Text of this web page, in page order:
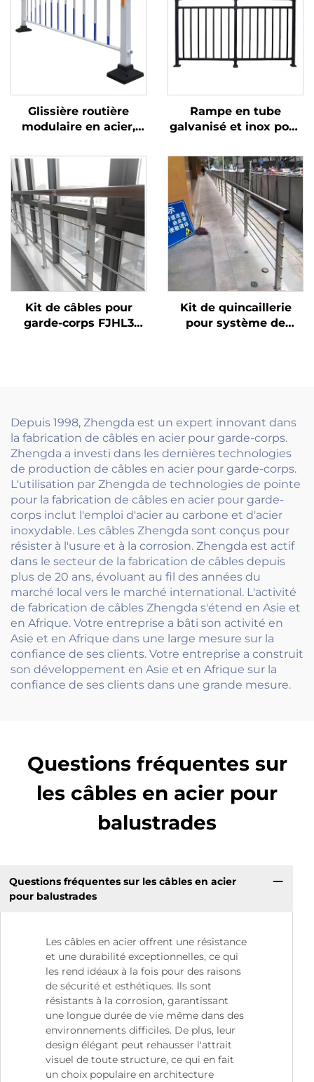
Glissière routière
modulaire en acier,
écrans anti-
éblouissement avec
système de connexion
rapide, facile à
installer et à déplacer
Rampe en tube
galvanisé et inox pour
et main courante
d'escalier, aspect
moderne
Kit de câbles pour
garde-corps FJHL3
planchers
d'immeubles
Kit de quincaillerie
pour système de
tendeurs
Depuis 1998, Zhengda est un expert innovant dans
la fabrication de câbles en acier pour garde-corps.
Zhengda a investi dans les dernières technologies
de production de câbles en acier pour garde-corps.
L'utilisation par Zhengda de technologies de pointe
pour la fabrication de câbles en acier pour garde-
corps inclut l'emploi d'acier au carbone et d'acier
inoxydable. Les câbles Zhengda sont conçus pour
résister à l'usure et à la corrosion. Zhengda est actif
dans le secteur de la fabrication de câbles depuis
plus de 20 ans, évoluant au fil des années du
marché local vers le marché international. L'activité
de fabrication de câbles Zhengda s'étend en Asie et
en Afrique. Votre entreprise a bâti son activité en
Asie et en Afrique dans une large mesure sur la
confiance de ses clients. Votre entreprise a construit
son développement en Asie et en Afrique sur la
confiance de ses clients dans une grande mesure.
Questions fréquentes sur
les câbles en acier pour
balustrades
Questions fréquentes sur les câbles en acier
pour balustrades
Les câbles en acier offrent une résistance
et une durabilité exceptionnelles, ce qui
les rend idéaux à la fois pour des raisons
de sécurité et esthétiques. Ils sont
résistants à la corrosion, garantissant
une longue durée de vie même dans des
environnements difficiles. De plus, leur
design élégant peut rehausser l'attrait
visuel de toute structure, ce qui en fait
un choix populaire en architecture